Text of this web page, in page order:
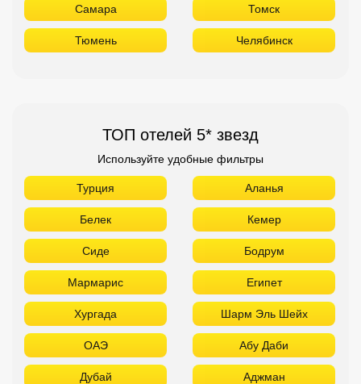
Самара Томск
Тюмень Челябинск
ТОП отелей 5* звезд
Используйте удобные фильтры
Турция Аланья
Белек Кемер
Сиде Бодрум
Мармарис Египет
Хургада Шарм Эль Шейх
ОАЭ Абу Даби
Дубай Аджман